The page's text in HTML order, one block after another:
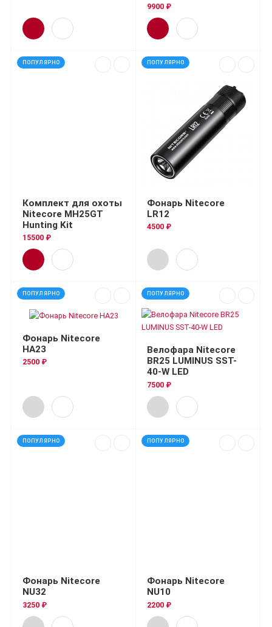
9900 ₽
ПОПУЛЯРНО
Комплект для охоты
Nitecore MH25GT
Hunting Kit
15500 ₽
ПОПУЛЯРНО
Фонарь Nitecore
LR12
4500 ₽
ПОПУЛЯРНО
Фонарь Nitecore
HA23
2500 ₽
ПОПУЛЯРНО
Велофара Nitecore
BR25 LUMINUS SST-
40-W LED
7500 ₽
ПОПУЛЯРНО
Фонарь Nitecore
NU32
3250 ₽
ПОПУЛЯРНО
Фонарь Nitecore
NU10
2200 ₽